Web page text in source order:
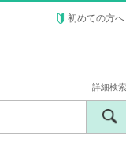
初めての方へ
詳細検索